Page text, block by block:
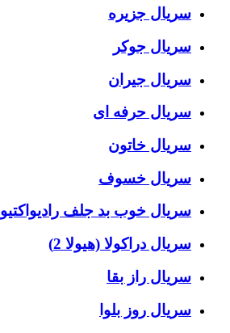
سریال جزیره
سریال جوکر
سریال جیران
سریال حرفه ای
سریال خاتون
سریال خسوف
سریال خوب بد جلف رادیواکتیو
سریال دراکولا (هیولا 2)
سریال راز بقا
سریال روز بلوا